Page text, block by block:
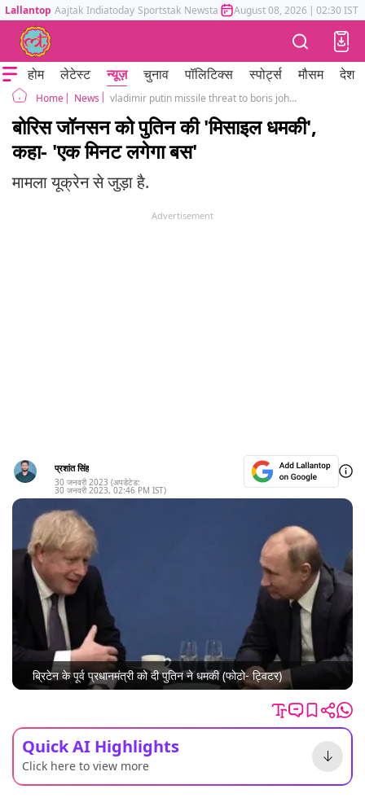
Lallantop Aajtak Indiatoday Sportstak Newstak Mumbai Tak Astrotak
August 08, 2026 | 02:30 IST
होम लेटेस्ट न्यूज़ चुनाव पॉलिटिक्स स्पोर्ट्स मौसम देश
Home News vladimir putin missile threat to boris johnson russia ukraine crisis
बोरिस जॉनसन को पुतिन की 'मिसाइल धमकी',
कहा- 'एक मिनट लगेगा बस'
मामला यूक्रेन से जुड़ा है.
Advertisement
प्रशांत सिंह
30 जनवरी 2023 (अपडेटेड:
30 जनवरी 2023, 02:46 PM IST)
ब्रिटेन के पूर्व प्रधानमंत्री को दी पुतिन ने धमकी (फोटो- ट्विटर)
Quick AI Highlights
Click here to view more